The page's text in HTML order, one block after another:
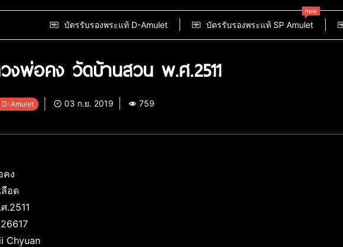
บัตรรับรองพระแท้ D-Amulet บัตรรับรองพระแท้ SP Amulet
new
งพ่อคง วัดบ้านสวน พ.ศ.2511
D-Amulet 03 ก.ย. 2019 759
คง
ลือด
.2511
Chyuan